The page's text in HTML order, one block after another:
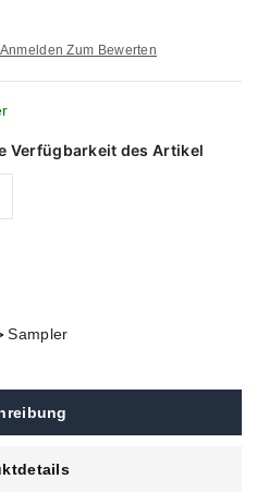
Anmelden Zum Bewerten
Verfügbarkeit des Artikel
Sampler